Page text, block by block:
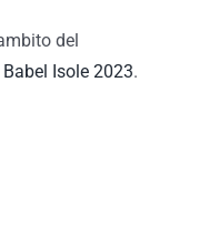
del
Isole 2023.